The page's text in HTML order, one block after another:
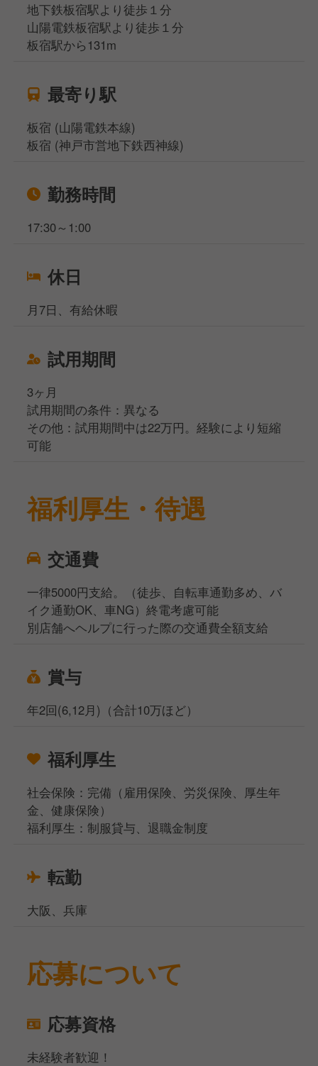
地下鉄板宿駅より徒歩１分
山陽電鉄板宿駅より徒歩１分
板宿駅から131m
最寄り駅
板宿 (山陽電鉄本線)
板宿 (神戸市営地下鉄西神線)
勤務時間
17:30～1:00
休日
月7日、有給休暇
試用期間
3ヶ月
試用期間の条件：異なる
その他：試用期間中は22万円。経験により短縮
可能
福利厚生・待遇
交通費
一律5000円支給。（徒歩、自転車通勤多め、バ
イク通勤OK、車NG）終電考慮可能
別店舗へヘルプに行った際の交通費全額支給
賞与
年2回(6,12月)（合計10万ほど）
福利厚生
社会保険：完備（雇用保険、労災保険、厚生年
金、健康保険）
福利厚生：制服貸与、退職金制度
転勤
大阪、兵庫
応募について
応募資格
未経験者歓迎！